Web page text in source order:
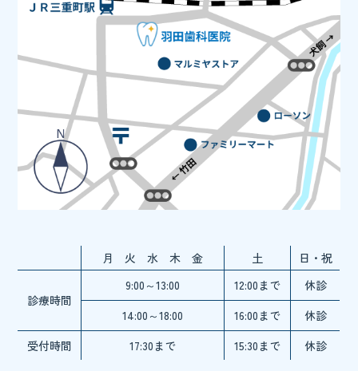
月 火 水 木 金 土 日・祝
診療時間
9:00～13:00 12:00まで
休診
14:00～18:00
16:00まで
休診
受付時間
17:30まで 15:30まで 休診